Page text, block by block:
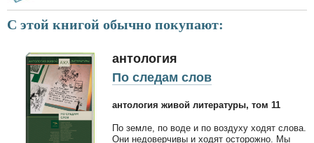
С этой книгой обычно покупают:
антология
По следам слов
антология живой литературы, том 11
По земле, по воде и по воздуху ходят слова.
Они недоверчивы и ходят осторожно. Мы